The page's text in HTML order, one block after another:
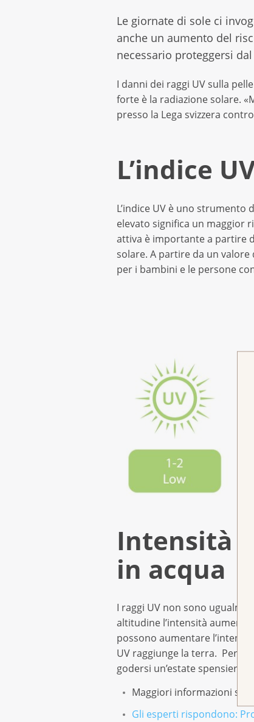
Le giornate di sole ci
anche un aumento del
necessario proteggersi
I danni dei raggi UV sulla
forte è la radiazione solare.
presso la Lega svizzera
L’indice
L’indice UV è uno
elevato significa un maggior
attiva è importante a partire
solare. A partire da un
per i bambini e le persone
Intensità
in acqua
I raggi UV non sono
altitudine l’intensità aumenta
possono aumentare
UV raggiunge la terra.
godersi un’estate spensierata.
Maggiori informazioni
Gli esperti rispondono: